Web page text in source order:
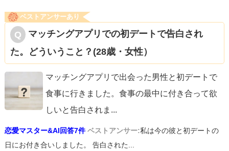
ベストアンサーあり
マッチングアプリでの初デートで告白され
た。どういうこと？(28歳・女性）
マッチングアプリで出会った男性と初デートで
食事に行きました。食事の最中に付き合って欲
しいと告白されま ...
恋愛マスター&AI回答7件 ベストアンサー:私は今の彼と初デートの
日にお付き合いしました。 告白された...